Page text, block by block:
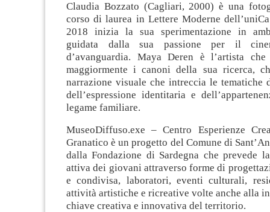
Claudia Bozzato (Cagliari, 2000) è una
corso di laurea in Lettere Moderne
2018 inizia la sua sperimentazione in
guidata dalla sua passione per il
d’avanguardia. Maya Deren è l’artista
maggiormente i canoni della sua ricerca,
narrazione visuale che intreccia le tematiche
dell’espressione identitaria e
legame familiare.
MuseoDiffuso.exe – Centro Esperienze
Granatico è un progetto del Comune di
dalla Fondazione di Sardegna che prevede
attiva dei giovani attraverso forme di
e condivisa, laboratori, eventi culturali,
attività artistiche e ricreative volte anche alla
chiave creativa e innovativa del territorio.